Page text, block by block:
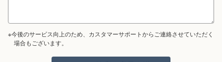
※今後のサービス向上のため、カスタマーサポートからご連絡させていただく
場合もございます。